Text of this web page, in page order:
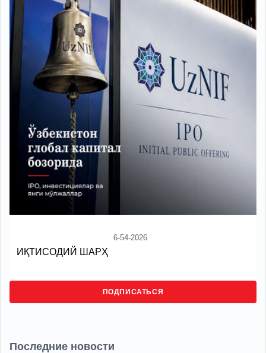
6-54-2026
ИҚТИСОДИЙ ШАРҲ
ПОДПИСАТЬСЯ
Последние новости